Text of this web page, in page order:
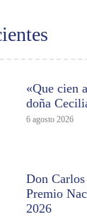
«Que cien
doña
6 agosto 2026
Don
Premio
2026